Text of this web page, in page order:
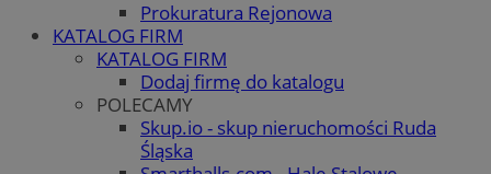
Prokuratura Rejonowa
KATALOG FIRM
KATALOG FIRM
Dodaj firmę do katalogu
POLECAMY
Skup.io - skup nieruchomości Ruda
Śląska